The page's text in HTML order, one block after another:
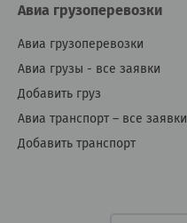
Авиа грузоперевозки
Авиа грузоперевозки
Авиа грузы - все заявки
Добавить груз
Авиа транспорт – все заявки
Добавить транспорт